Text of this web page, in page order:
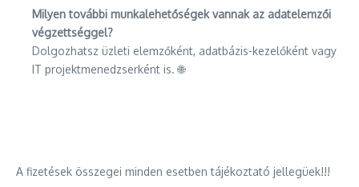
Milyen további munkalehetőségek vannak az adatelemzői
végzettséggel?
Dolgozhatsz üzleti elemzőként, adatbázis-kezelőként vagy
IT projektmenedzserként is. 🌐
A fizetések összegei minden esetben tájékoztató jellegüek!!!